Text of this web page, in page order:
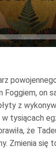
Foggiem, on
z
w tysiącach
że
Zmienia się